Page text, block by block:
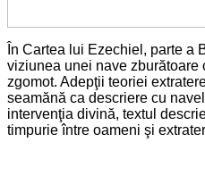
În Cartea lui Ezechiel, parte a
viziunea unei nave zburătoare
zgomot. Adepţii teoriei
seamănă ca descriere cu
intervenţia divină, textul
timpurie între oameni şi